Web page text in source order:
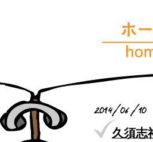
2014/06/10
久須志